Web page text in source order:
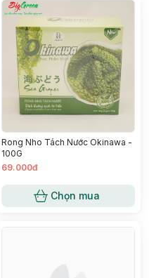
Rong Nho Tách Nước Okinawa -
100G
69.000đ
Chọn mua